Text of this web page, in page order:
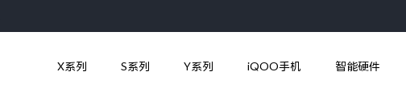
X系列 S系列 Y系列 iQOO手机 智能硬件